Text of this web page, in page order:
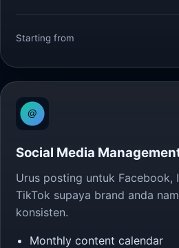
Starting from
Social Media
Urus posting untuk Facebook,
TikTok supaya brand anda
konsisten.
Monthly content calendar